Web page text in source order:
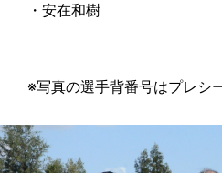
・安在和樹
※写真の選手背番号はプレシ